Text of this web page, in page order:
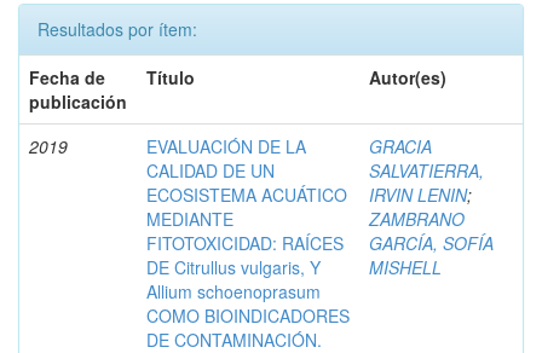
Resultados por ítem:
Fecha de
publicación
Título Autor(es)
2019
EVALUACIÓN DE LA
CALIDAD DE UN
ECOSISTEMA ACUÁTICO
MEDIANTE
FITOTOXICIDAD: RAÍCES
DE Citrullus vulgaris, Y
Allium schoenoprasum
COMO BIOINDICADORES
DE CONTAMINACIÓN.
GRACIA
SALVATIERRA,
IRVIN LENIN;
ZAMBRANO
GARCÍA, SOFÍA
MISHELL